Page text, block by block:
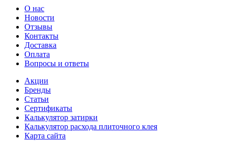
О нас
Новости
Отзывы
Контакты
Доставка
Оплата
Вопросы и ответы
Акции
Бренды
Статьи
Сертификаты
Калькулятор затирки
Калькулятор расхода плиточного клея
Карта сайта